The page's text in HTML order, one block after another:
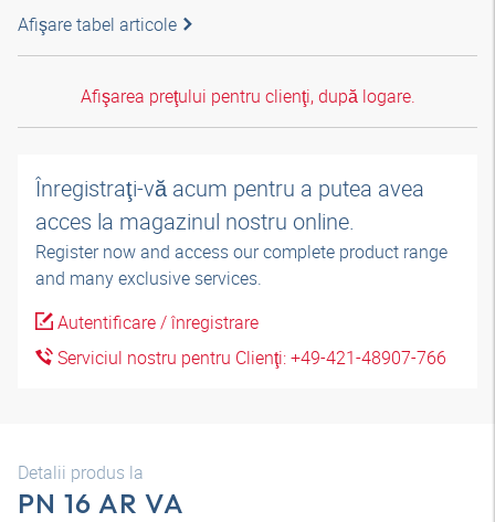
Afişare tabel articole
Afişarea preţului pentru clienţi, după logare.
Înregistraţi-vă acum pentru a putea avea
acces la magazinul nostru online.
Register now and access our complete product range
and many exclusive services.
Autentificare / înregistrare
Serviciul nostru pentru Clienţi: +49-421-48907-766
Detalii produs la
PN 16 AR VA